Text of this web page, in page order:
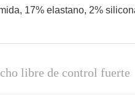
17% elastano, 2%
libre de control fuerte